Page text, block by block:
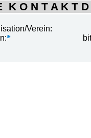
K O N T A K T
Verein:
*